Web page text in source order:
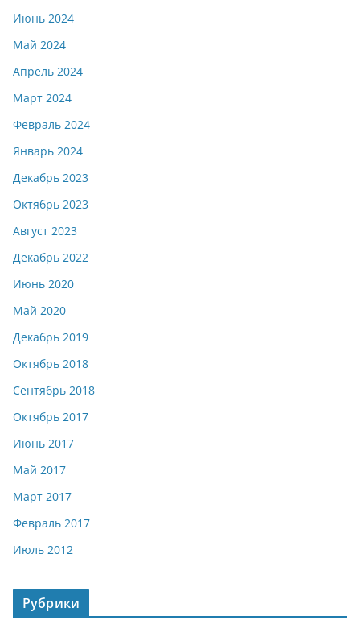
Июнь 2024
Май 2024
Апрель 2024
Март 2024
Февраль 2024
Январь 2024
Декабрь 2023
Октябрь 2023
Август 2023
Декабрь 2022
Июнь 2020
Май 2020
Декабрь 2019
Октябрь 2018
Сентябрь 2018
Октябрь 2017
Июнь 2017
Май 2017
Март 2017
Февраль 2017
Июль 2012
Рубрики